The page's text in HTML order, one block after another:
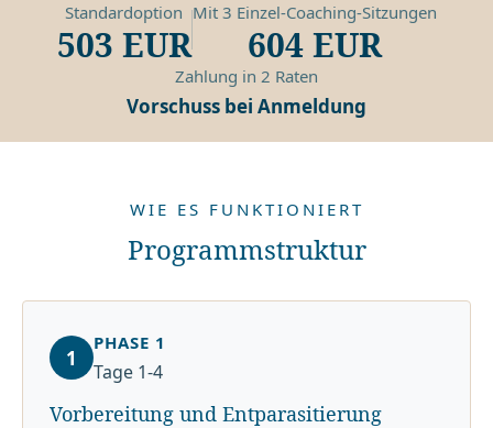
Standardoption
503 EUR
Mit 3 Einzel-Coaching-Sitzungen
604 EUR
Zahlung in 2 Raten
Vorschuss bei Anmeldung
WIE ES FUNKTIONIERT
Programmstruktur
1
PHASE 1
Tage 1-4
Vorbereitung und Entparasitierung